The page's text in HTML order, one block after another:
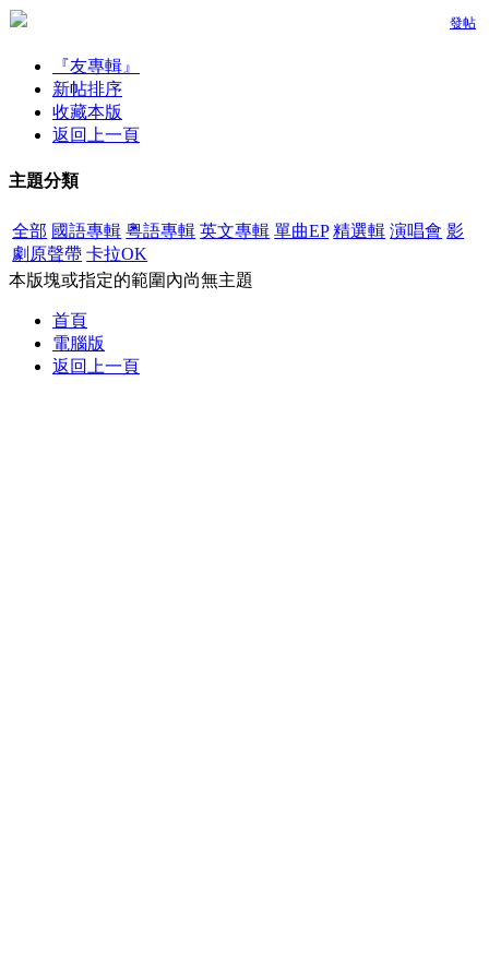
發帖
『友專輯』
新帖排序
收藏本版
返回上一頁
主題分類
全部 國語專輯 粵語專輯 英文專輯 單曲EP 精選輯 演唱會 影
劇原聲帶 卡拉OK
本版塊或指定的範圍內尚無主題
首頁
電腦版
返回上一頁